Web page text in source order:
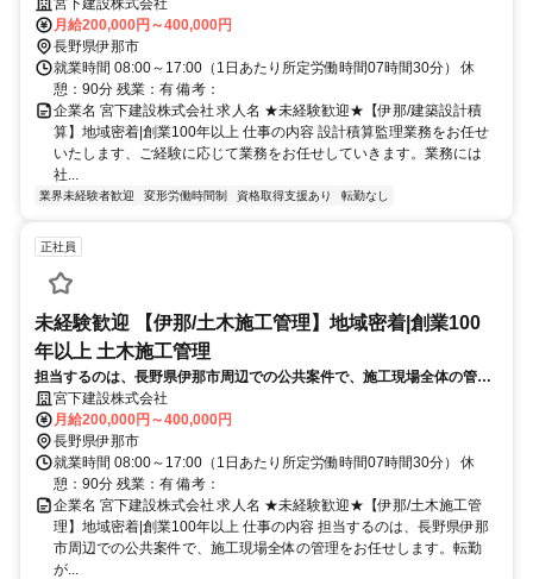
月給200,000円～400,000円
長野県伊那市
就業時間 08:00～17:00（1日あたり所定労働時間07時間30分） 休
憩：90分 残業：有 備考：
企業名 宮下建設株式会社 求人名 ★未経験歓迎★【伊那/建築設計積
算】地域密着|創業100年以上 仕事の内容 設計積算監理業務をお任せ
いたします、ご経験に応じて業務をお任せしていきます。業務には
社...
業界未経験者歓迎 変形労働時間制 資格取得支援あり 転勤なし
正社員
未経験歓迎 【伊那/土木施工管理】地域密着|創業100
年以上 土木施工管理
担当するのは、長野県伊那市周辺での公共案件で、施工現場全体の管理
をお任せします。転勤がなく、地域に密着して働くことができます。直
行直帰可能です。業務には社用車を使用していただきます。
宮下建設株式会社
月給200,000円～400,000円
長野県伊那市
就業時間 08:00～17:00（1日あたり所定労働時間07時間30分） 休
憩：90分 残業：有 備考：
企業名 宮下建設株式会社 求人名 ★未経験歓迎★【伊那/土木施工管
理】地域密着|創業100年以上 仕事の内容 担当するのは、長野県伊那
市周辺での公共案件で、施工現場全体の管理をお任せします。転勤
が...